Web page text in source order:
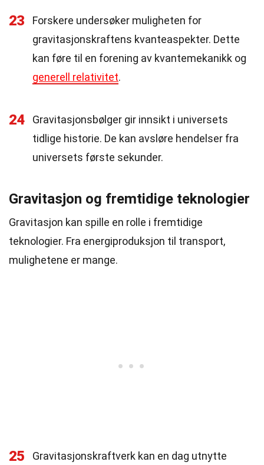
23
Forskere undersøker muligheten for
gravitasjonskraftens kvanteaspekter. Dette
kan føre til en forening av kvantemekanikk og
generell relativitet.
24
Gravitasjonsbølger gir innsikt i universets
tidlige historie. De kan avsløre hendelser fra
universets første sekunder.
Gravitasjon og fremtidige teknologier
Gravitasjon kan spille en rolle i fremtidige
teknologier. Fra energiproduksjon til transport,
mulighetene er mange.
25
Gravitasjonskraftverk kan en dag utnytte